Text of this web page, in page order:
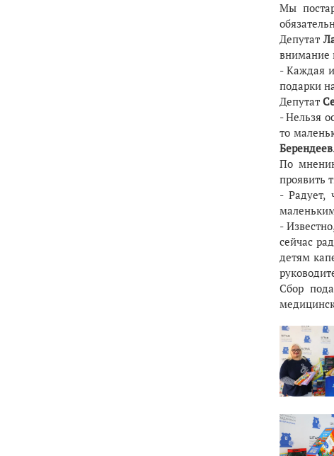
Мы
Депутат
внимание
- Каждая
подарки
Депутат
- Нельзя
то
Берендеев.
По
проявить
- Радует,
-
сейчас
детям
Сбор